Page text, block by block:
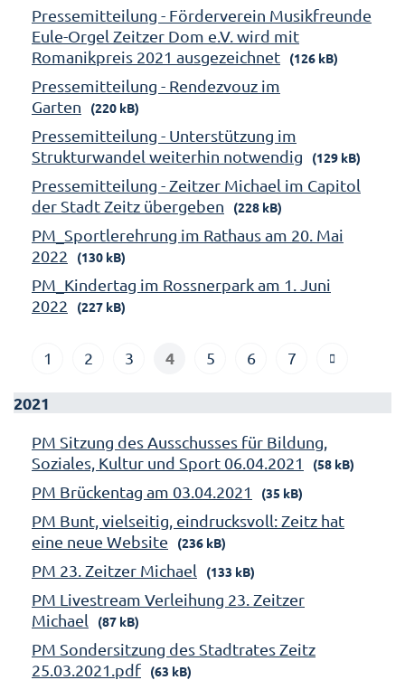
Pressemitteilung - Förderverein Musikfreunde
Eule-Orgel Zeitzer Dom e.V. wird mit
Romanikpreis 2021 ausgezeichnet
(126 kB)
Pressemitteilung - Rendezvouz im
Garten
(220 kB)
Pressemitteilung - Unterstützung im
Strukturwandel weiterhin notwendig
(129 kB)
Pressemitteilung - Zeitzer Michael im Capitol
der Stadt Zeitz übergeben
(228 kB)
PM_Sportlerehrung im Rathaus am 20. Mai
2022
(130 kB)
PM_Kindertag im Rossnerpark am 1. Juni
2022
(227 kB)
1 2 3 4 5 6 7
2021
PM Sitzung des Ausschusses für Bildung,
Soziales, Kultur und Sport 06.04.2021
(58 kB)
PM Brückentag am 03.04.2021 (35 kB)
PM Bunt, vielseitig, eindrucksvoll: Zeitz hat
eine neue Website
(236 kB)
PM 23. Zeitzer Michael (133 kB)
PM Livestream Verleihung 23. Zeitzer
Michael
(87 kB)
PM Sondersitzung des Stadtrates Zeitz
25.03.2021.pdf
(63 kB)